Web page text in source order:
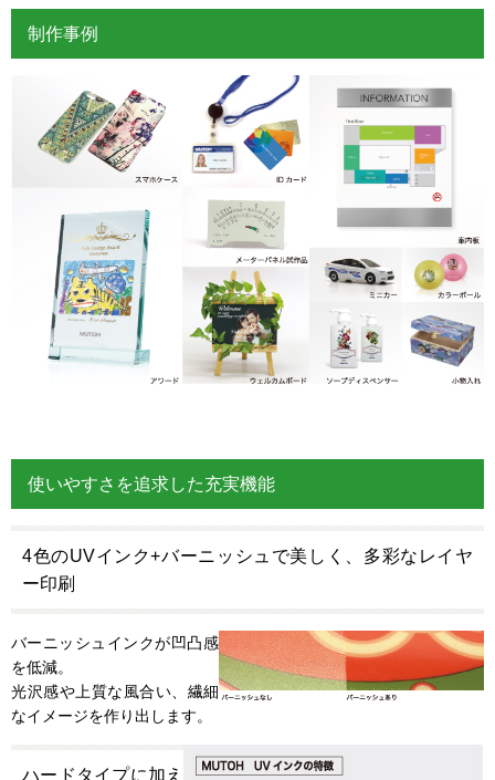
制作事例
使いやすさを追求した充実機能
4色のUVインク+バーニッシュで美しく、多彩なレイヤ
ー印刷
バーニッシュインクが凹凸感
を低減。
光沢感や上質な風合い、繊細
なイメージを作り出します。
ハードタイプに加え